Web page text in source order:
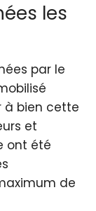
les
par le
à bien cette
et
ont été
de